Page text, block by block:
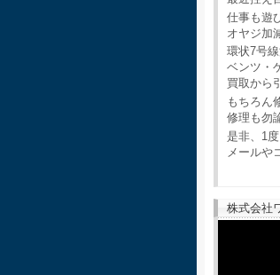
仕事も遊
オヤジ加
環状7号
ベンツ・
買取から
もちろん
修理も勿
是非、1
メールや
株式会社